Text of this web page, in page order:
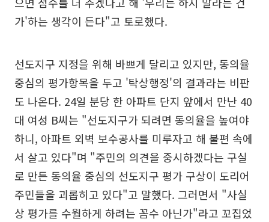
가'하는 생각이 든다"고 토로했다.
선도지구 지정을 위해 바쁘게 달리고 있지만, 동의율
중심의 평가항목을 두고 '탁상행정'의 결과라는 비판
도 나온다. 24일 분당 한 아파트 단지 앞에서 만난 40
대 여성 B씨는 "선도지구가 되려면 동의율을 높여야
하니, 아파트 외벽 보수공사를 미루자고 해 불편 속에
서 살고 있다"며 "주민의 의견을 중시하겠다는 구실
로 만든 동의율 중심의 선도지구 평가 구상이 도리어
주민들을 괴롭히고 있다"고 말했다. 그러면서 "사실
상 평가를 수월하게 하려는 꼼수 아닌가"라고 꼬집었